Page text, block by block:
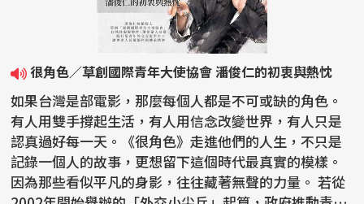
很角色／草創國際青年大使協會 潘俊仁的初衷與熱忱
如果台灣是部電影，那麼每個人都是不可或缺的角色。
有人用雙手撐起生活，有人用信念改變世界，有人只是
認真過好每一天。《很角色》走進他們的人生，不只是
記錄一個人的故事，更想留下這個時代最真實的模樣。
因為那些看似平凡的身影，往往藏著無聲的力量。 若從